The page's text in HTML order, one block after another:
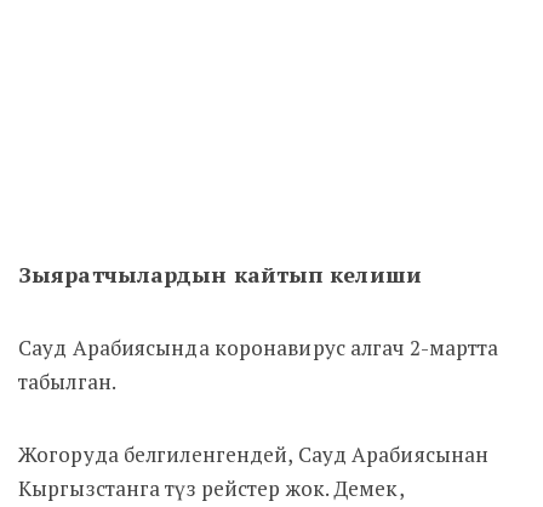
Зыяратчылардын кайтып келиши
Сауд Арабиясында коронавирус алгач 2-мартта
табылган.
Жогоруда белгиленгендей, Сауд Арабиясынан
Кыргызстанга түз рейстер жок. Демек,